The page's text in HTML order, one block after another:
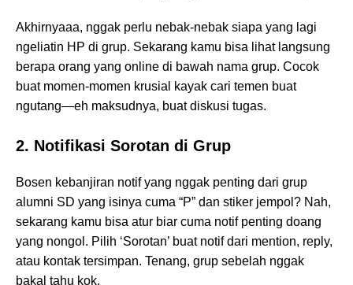
Akhirnyaaa, nggak perlu nebak-nebak siapa yang lagi
ngeliatin HP di grup. Sekarang kamu bisa lihat langsung
berapa orang yang online di bawah nama grup. Cocok
buat momen-momen krusial kayak cari temen buat
ngutang—eh maksudnya, buat diskusi tugas.
2. Notifikasi Sorotan di Grup
Bosen kebanjiran notif yang nggak penting dari grup
alumni SD yang isinya cuma “P” dan stiker jempol? Nah,
sekarang kamu bisa atur biar cuma notif penting doang
yang nongol. Pilih ‘Sorotan’ buat notif dari mention, reply,
atau kontak tersimpan. Tenang, grup sebelah nggak
bakal tahu kok.